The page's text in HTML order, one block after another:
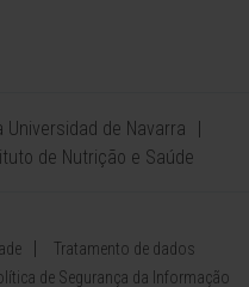
Universidad de Navarra
de Nutrição e Saúde
Tratamento de dados
de Segurança da Informação